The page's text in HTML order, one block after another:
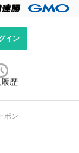
イン
歴
ポン